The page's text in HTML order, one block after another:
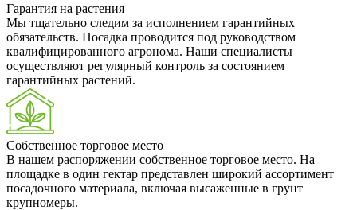
Гарантия на растения
Мы тщательно следим за исполнением гарантийных
обязательств. Посадка проводится под руководством
квалифицированного агронома. Наши специалисты
осуществляют регулярный контроль за состоянием
гарантийных растений.
Собственное торговое место
В нашем распоряжении собственное торговое место. На
площадке в один гектар представлен широкий ассортимент
посадочного материала, включая высаженные в грунт
крупномеры.